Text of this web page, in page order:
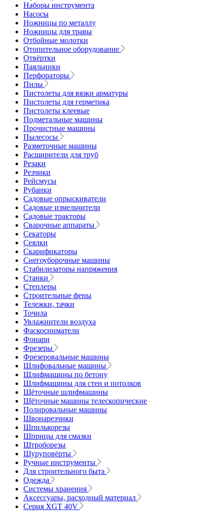
Наборы инструмента
Насосы
Ножницы по металлу
Ножницы для травы
Отбойные молотки
Отопительное оборудование
Отвёртки
Паяльники
Перфораторы
Пилы
Пистолеты для вязки арматуры
Пистолеты для герметика
Пистолеты клеевые
Подметальные машины
Прочистные машины
Пылесосы
Разметочные машины
Расширители для труб
Резаки
Резчики
Рейсмусы
Рубанки
Садовые опрыскиватели
Садовые измельчители
Садовые тракторы
Сварочные аппараты
Секаторы
Сеялки
Скарификаторы
Снегоуборочные машины
Стабилизаторы напряжения
Станки
Степлеры
Строительные фены
Тележки, тачки
Точила
Увлажнители воздуха
Фаскосниматели
Фонари
Фрезеры
Фрезеровальные машины
Шлифовальные машины
Шлифмашины по бетону
Шлифмашины для стен и потолков
Щёточные шлифмашины
Щёточные машины телескопические
Полировальные машины
Швонарезчики
Шпилькорезы
Шприцы для смазки
Штроборезы
Шуруповёрты
Ручные инструменты
Для строительного быта
Одежда
Системы хранения
Аксессуары, расходный материал
Серия XGT 40V